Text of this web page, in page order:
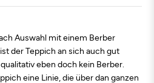
Auswahl mit einem Berber
der Teppich an sich auch gut
eben doch kein Berber.
eine Linie, die über dan ganzen